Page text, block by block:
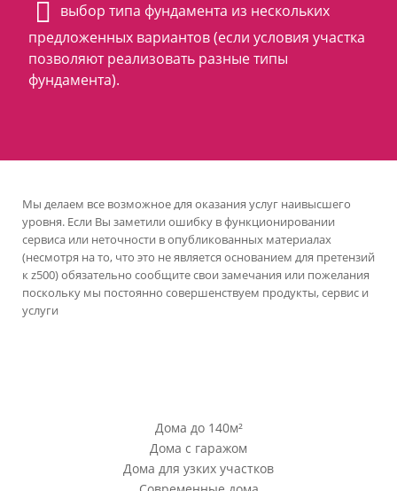
выбор типа фундамента из нескольких
предложенных вариантов (если условия участка
позволяют реализовать разные типы
фундамента).
Мы делаем все возможное для оказания услуг наивысшего
уровня. Если Вы заметили ошибку в функционировании
сервиса или неточности в опубликованных материалах
(несмотря на то, что это не является основанием для претензий
к z500) обязательно сообщите свои замечания или пожелания
поскольку мы постоянно совершенствуем продукты, сервис и
услуги
Дома до 140м²
Дома с гаражом
Дома для узких участков